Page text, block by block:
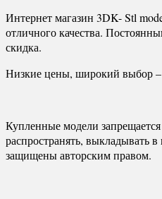
Интернет магазин 3DK- Stl
отличного качества.
скидка.
Низкие цены, широкий выбор –
Купленные модели запрещается
распространять, выкладывать
защищены авторским правом.